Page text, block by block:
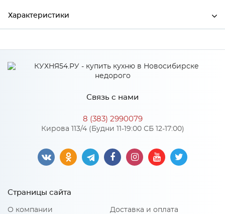
Характеристики
Высота 38
№63 Белый королевский
Материал ДСП
Особенности
Связь с нами
8 (383) 2990079
Кирова 113/4 (Будни 11-19:00 СБ 12-17:00)
Страницы сайта
О компании Доставка и оплата